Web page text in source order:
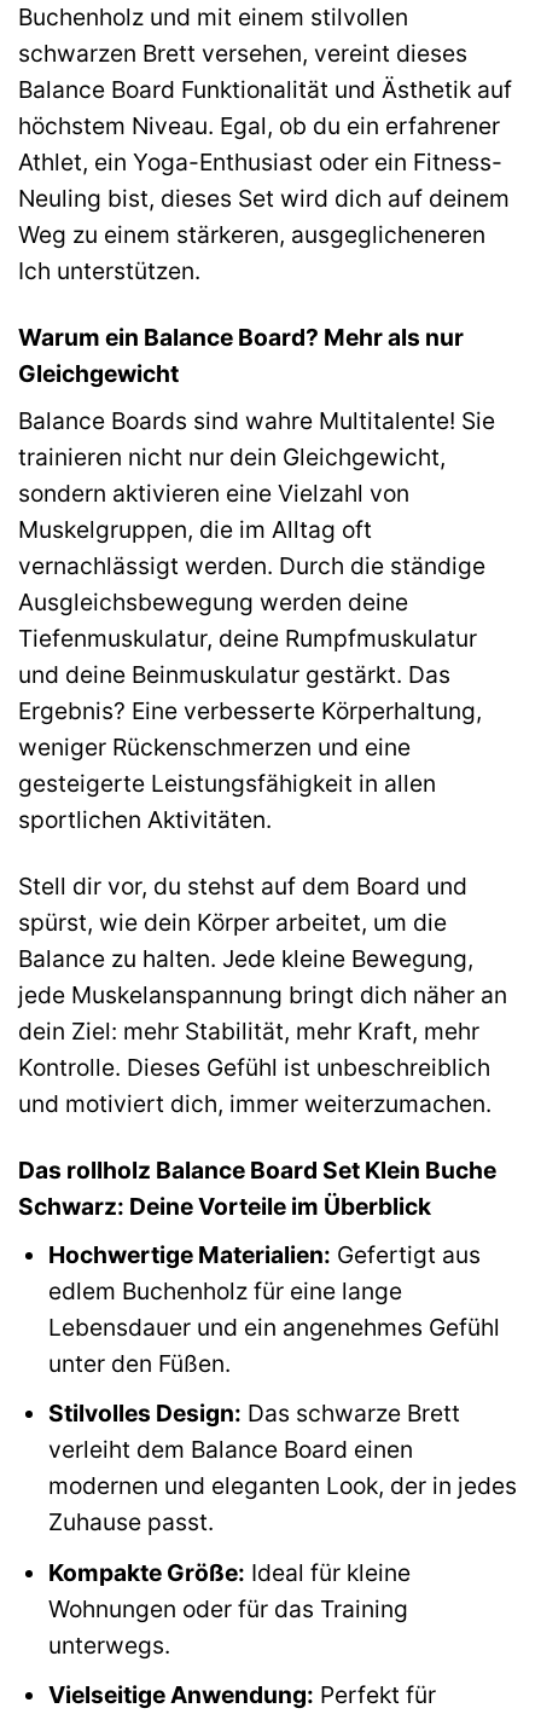
Buchenholz und mit einem stilvollen
schwarzen Brett versehen, vereint dieses
Balance Board Funktionalität und Ästhetik auf
höchstem Niveau. Egal, ob du ein erfahrener
Athlet, ein Yoga-Enthusiast oder ein Fitness-
Neuling bist, dieses Set wird dich auf deinem
Weg zu einem stärkeren, ausgeglicheneren
Ich unterstützen.
Warum ein Balance Board? Mehr als nur
Gleichgewicht
Balance Boards sind wahre Multitalente! Sie
trainieren nicht nur dein Gleichgewicht,
sondern aktivieren eine Vielzahl von
Muskelgruppen, die im Alltag oft
vernachlässigt werden. Durch die ständige
Ausgleichsbewegung werden deine
Tiefenmuskulatur, deine Rumpfmuskulatur
und deine Beinmuskulatur gestärkt. Das
Ergebnis? Eine verbesserte Körperhaltung,
weniger Rückenschmerzen und eine
gesteigerte Leistungsfähigkeit in allen
sportlichen Aktivitäten.
Stell dir vor, du stehst auf dem Board und
spürst, wie dein Körper arbeitet, um die
Balance zu halten. Jede kleine Bewegung,
jede Muskelanspannung bringt dich näher an
dein Ziel: mehr Stabilität, mehr Kraft, mehr
Kontrolle. Dieses Gefühl ist unbeschreiblich
und motiviert dich, immer weiterzumachen.
Das rollholz Balance Board Set Klein Buche
Schwarz: Deine Vorteile im Überblick
Hochwertige Materialien: Gefertigt aus
edlem Buchenholz für eine lange
Lebensdauer und ein angenehmes Gefühl
unter den Füßen.
Stilvolles Design: Das schwarze Brett
verleiht dem Balance Board einen
modernen und eleganten Look, der in jedes
Zuhause passt.
Kompakte Größe: Ideal für kleine
Wohnungen oder für das Training
unterwegs.
Vielseitige Anwendung: Perfekt für